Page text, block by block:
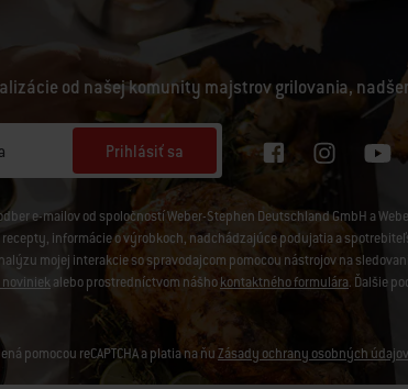
od našej komunity majstrov grilovania,
Prihlásiť sa
e-mailov od spoločností Weber-Stephen Deutschland GmbH a
recepty, informácie o výrobkoch, nadchádzajúce podujatia a
mojej interakcie so spravodajcom pomocou nástrojov na
noviniekalebo prostredníctvom nášhokontaktného formulára. Ďalšie
pomocou reCAPTCHA a platia na ňuZásady ochrany osobných údajov